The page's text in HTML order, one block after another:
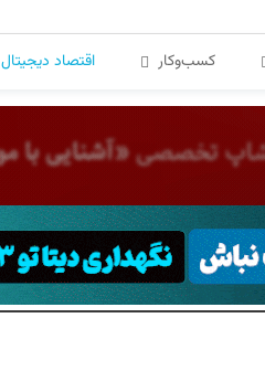
کسب‌و‌کار اقتصاد دیجیتال